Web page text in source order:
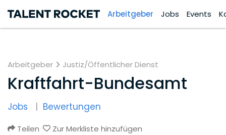
Arbeitgeber Jobs Events
Arbeitgeber Justiz/Öffentlicher Dienst
Kraftfahrt-Bundesamt
Jobs Bewertungen
Teilen Zur Merkliste hinzufügen